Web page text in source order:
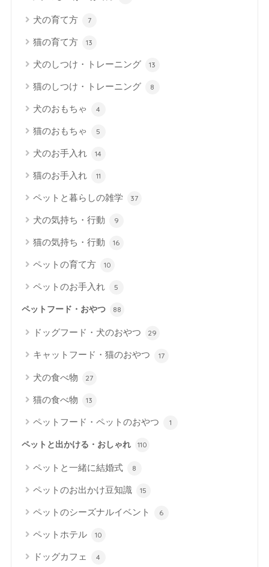
犬の育て方 7
猫の育て方 13
犬のしつけ・トレーニング 13
猫のしつけ・トレーニング 8
犬のおもちゃ 4
猫のおもちゃ 5
犬のお手入れ 14
猫のお手入れ 11
ペットと暮らしの雑学 37
犬の気持ち・行動 9
猫の気持ち・行動 16
ペットの育て方 10
ペットのお手入れ 5
ペットフード・おやつ 88
ドッグフード・犬のおやつ 29
キャットフード・猫のおやつ 17
犬の食べ物 27
猫の食べ物 13
ペットフード・ペットのおやつ 1
ペットと出かける・おしゃれ 110
ペットと一緒に結婚式 8
ペットのお出かけ豆知識 15
ペットのシーズナルイベント 6
ペットホテル 10
ドッグカフェ 4